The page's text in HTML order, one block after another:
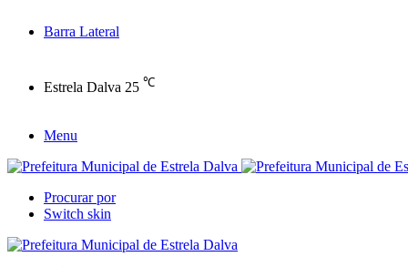
Barra Lateral
Estrela Dalva 25 ℃
Menu
Procurar por
Switch skin